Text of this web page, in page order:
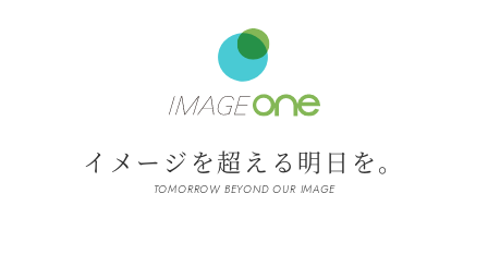
イメージを超える明日を。
TOMORROW BEYOND OUR IMAGE